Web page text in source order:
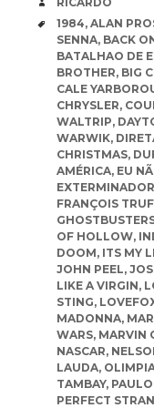
TAGS
1984, ALAN
SENNA, BACK
BATALHAO DE
BROTHER, BIG
CALE
CHRYSLER,
WALTRIP,
WARWIK,
CHRISTMAS,
AMÉRICA, EU
EXTERMINADOR
FRANÇOIS
OF HOLLOW,
DOOM, ITS MY
JOHN PEEL,
LIKE A VIRGIN,
STING,
MADONNA,
WARS, MARVIN
NASCAR,
LAUDA,
TAMBAY,
PERFECT